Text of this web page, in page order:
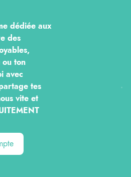
dédiée aux
des
ton
avec
tes
vite et